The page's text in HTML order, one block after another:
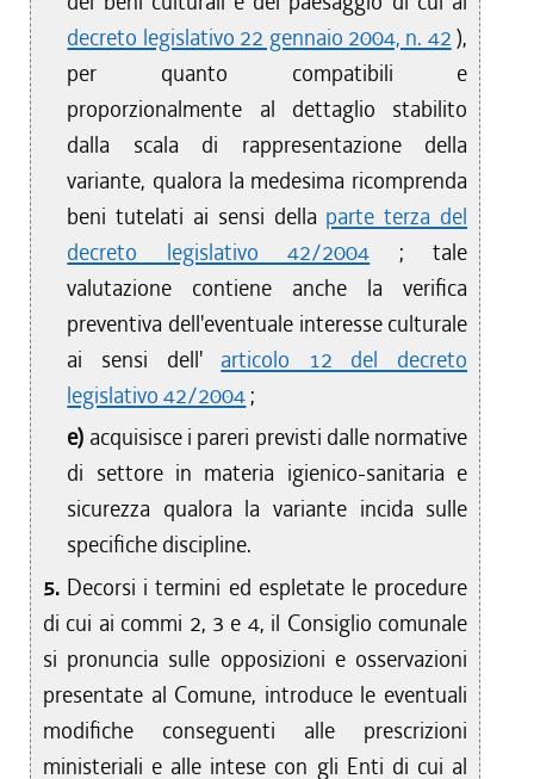
decreto legislativo 22 gennaio 2004, n. 42 ),
per quanto compatibili e
proporzionalmente al dettaglio stabilito
dalla scala di rappresentazione della
variante, qualora la medesima ricomprenda
beni tutelati ai sensi della parte terza del
decreto legislativo 42/2004 ; tale
valutazione contiene anche la verifica
preventiva dell'eventuale interesse culturale
ai sensi dell' articolo 12 del decreto
legislativo 42/2004;
e) acquisisce i pareri previsti dalle normative
di settore in materia igienico-sanitaria e
sicurezza qualora la variante incida sulle
specifiche discipline.
5. Decorsi i termini ed espletate le procedure
di cui ai commi 2, 3 e 4, il Consiglio comunale
si pronuncia sulle opposizioni e osservazioni
presentate al Comune, introduce le eventuali
modifiche conseguenti alle prescrizioni
ministeriali e alle intese con gli Enti di cui al